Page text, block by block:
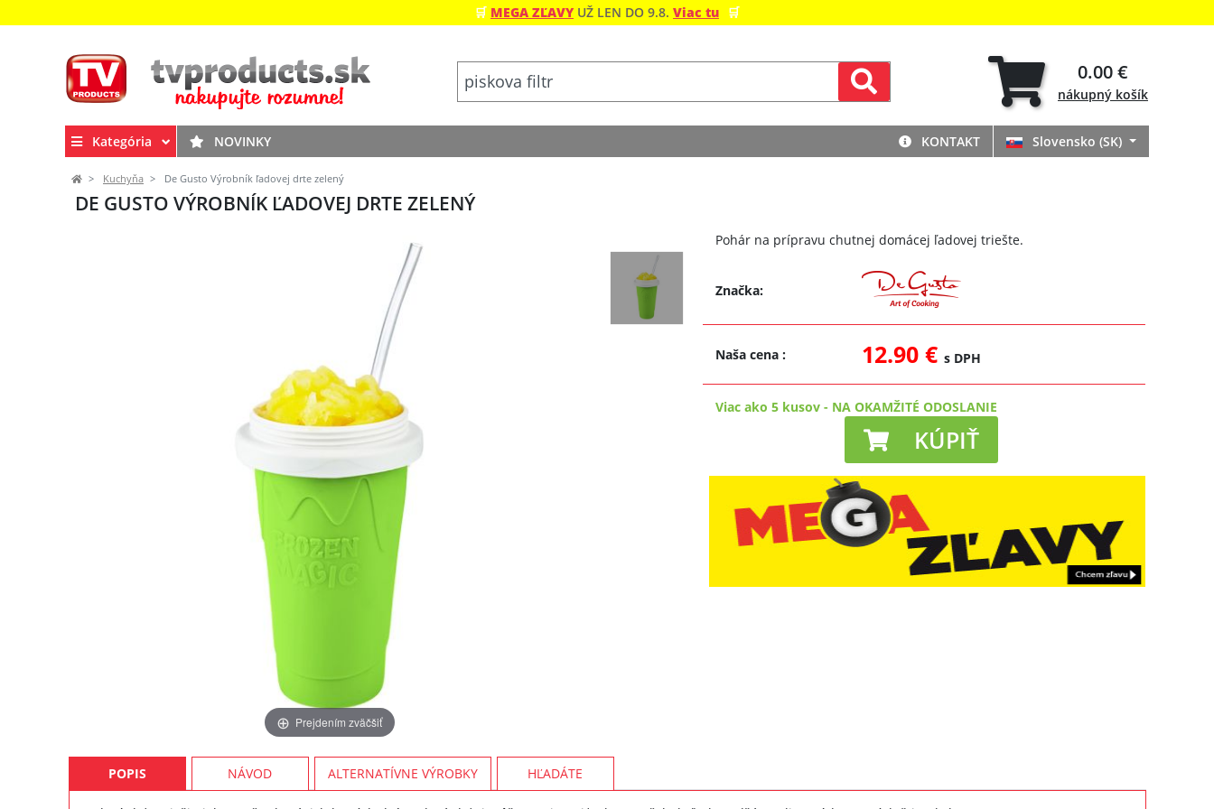
🛒 MEGA ZĽAVY UŽ LEN DO 9.8. Viac tu 🛒
0.00 €
nákupný košík
Kategória NOVINKY KONTAKT Slovensko (SK)
Kuchyňa De Gusto Výrobník ľadovej drte zelený
DE GUSTO VÝROBNÍK ĽADOVEJ DRTE ZELENÝ
Prejdením zväčšiť
Pohár na prípravu chutnej domácej ľadovej triešte.
Značka:
Naša cena: 12.90 €s DPH
Viac ako 5 kusov - NA OKAMŽITÉ ODOSLANIE
KÚPIŤ
POPIS NÁVOD ALTERNATÍVNE VÝROBKY HĽADÁTE